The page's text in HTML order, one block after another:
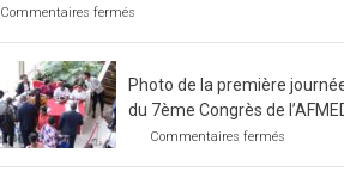
Commentaires fermés
prochain
congrès
mois
de
Photo de la première
du 7ème Congrès de
Commentaires fermés